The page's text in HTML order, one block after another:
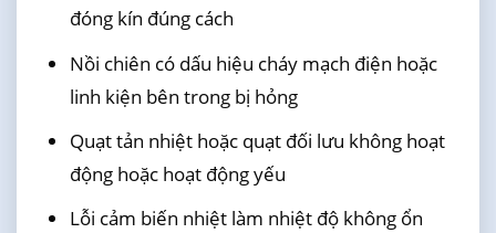
đóng kín đúng cách
Nồi chiên có dấu hiệu cháy mạch điện hoặc
linh kiện bên trong bị hỏng
Quạt tản nhiệt hoặc quạt đối lưu không hoạt
động hoặc hoạt động yếu
Lỗi cảm biến nhiệt làm nhiệt độ không ổn